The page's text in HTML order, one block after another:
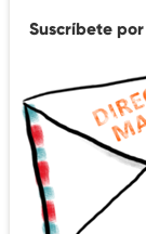
Suscríbete